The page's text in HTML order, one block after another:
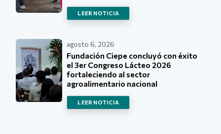
LEER NOTICIA
agosto 6, 2026
Fundación Ciepe concluyó con éxito
el 3er Congreso Lácteo 2026
fortaleciendo al sector
agroalimentario nacional
LEER NOTICIA